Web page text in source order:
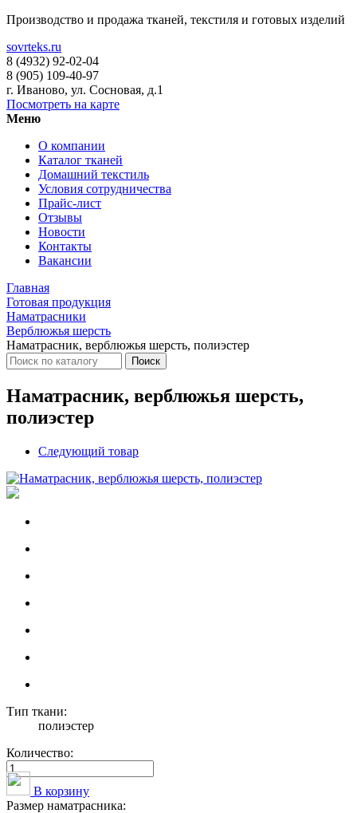
Производство и продажа тканей, текстиля и готовых изделий
sovrteks.ru
8 (4932) 92-02-04
8 (905) 109-40-97
г. Иваново, ул. Сосновая, д.1
Посмотреть на карте
Меню
О компании
Каталог тканей
Домашний текстиль
Условия сотрудничества
Прайс-лист
Отзывы
Новости
Контакты
Вакансии
Главная
Готовая продукция
Наматрасники
Верблюжья шерсть
Наматрасник, верблюжья шерсть, полиэстер
Поиск
Наматрасник, верблюжья шерсть,
полиэстер
Следующий товар
Тип ткани:
полиэстер
Количество:
В корзину
Размер наматрасника: